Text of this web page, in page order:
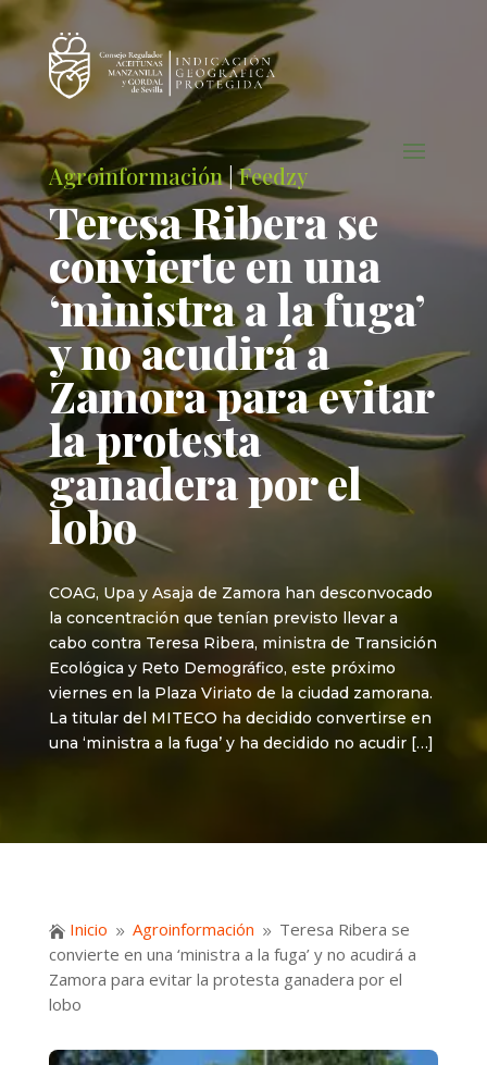
Agroinformación|Feedzy
Teresa Ribera se
convierte en una
‘ministra a la fuga’
y no acudirá a
Zamora para evitar
la protesta
ganadera por el
lobo
COAG, Upa y Asaja de Zamora han desconvocado
la concentración que tenían previsto llevar a
cabo contra Teresa Ribera, ministra de Transición
Ecológica y Reto Demográfico, este próximo
viernes en la Plaza Viriato de la ciudad zamorana.
La titular del MITECO ha decidido convertirse en
una ‘ministra a la fuga’ y ha decidido no acudir […]
 Inicio 9 Agroinformación 9 Teresa Ribera se
convierte en una ‘ministra a la fuga’ y no acudirá a
Zamora para evitar la protesta ganadera por el
lobo